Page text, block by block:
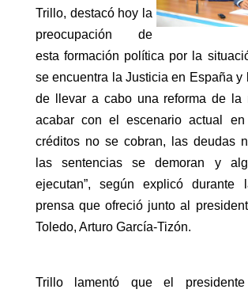
Trillo, destacó hoy la
preocupación de
esta formación política por la
se encuentra la Justicia en España y
de llevar a cabo una reforma de la
acabar con el escenario actual
créditos no se cobran, las deudas
las sentencias se demoran y
ejecutan”, según explicó durante
prensa que ofreció junto al
Toledo, Arturo García-Tizón.
Trillo lamentó que el